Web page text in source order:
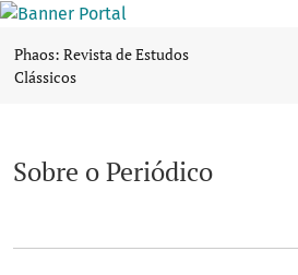
Sobre o Periódico
Phaos: Revista de Estudos
Clássicos
Sobre o Periódico